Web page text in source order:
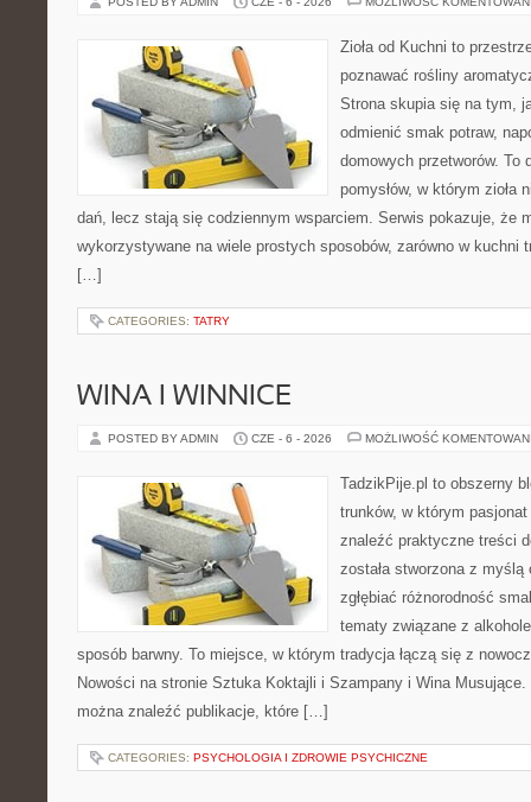
Zioła od Kuchni to
poznawać rośliny
Strona skupia się na tym,
odmienić smak potraw,
domowych przetworów. To
pomysłów, w którym zioła
dań, lecz stają się codziennym wsparciem. Serwis pokazuje, że
wykorzystywane na wiele prostych sposobów, zarówno w kuchni
[…]
CATEGORIES: TATRY
WINA I WINNICE
POSTED BY ADMIN CZE - 6 - 2026 MOŻLIWOŚĆ
TadzikPije.pl to obszerny
trunków, w którym
znaleźć praktyczne treści
została stworzona z
zgłębiać różnorodność
tematy związane z
sposób barwny. To miejsce, w którym tradycja łączą się z
Nowości na stronie Sztuka Koktajli i Szampany i Wina
można znaleźć publikacje, które […]
CATEGORIES: PSYCHOLOGIA I ZDROWIE PSYCHICZNE